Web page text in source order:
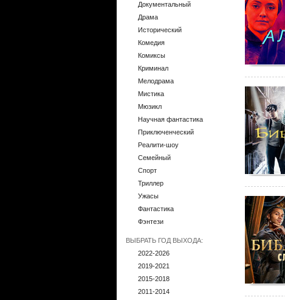
Документальный
Драма
Исторический
Комедия
Комиксы
Криминал
Мелодрама
Мистика
Мюзикл
Научная фантастика
Приключенческий
Реалити-шоу
Семейный
Спорт
Триллер
Ужасы
Фантастика
Фэнтези
ВЫБРАТЬ ГОД ВЫХОДА:
2022-2026
2019-2021
2015-2018
2011-2014